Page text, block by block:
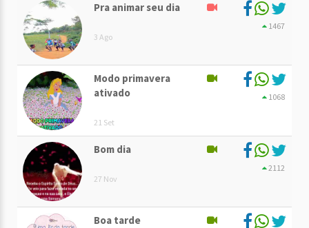
Pra animar seu dia
3 Ago
1467
Modo primavera
ativado
21 Set
1068
Bom dia
27 Nov
2112
Boa tarde